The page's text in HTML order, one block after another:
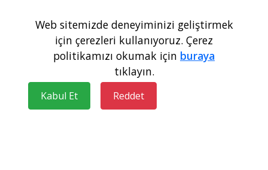
271,36722
461873
Web sitemizde deneyiminizi geliştirmek
için çerezleri kullanıyoruz. Çerez
politikamızı okumak için buraya
tıklayın.
Kabul Et Reddet